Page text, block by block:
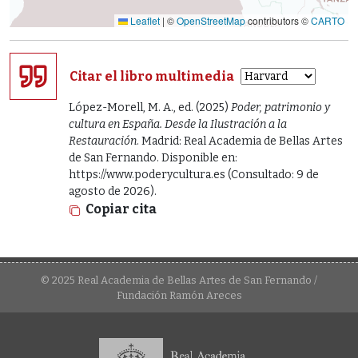
Leaflet | ©OpenStreetMapcontributors ©CARTO
Citar el libro multimedia
López-Morell, M. A., ed. (2025) Poder, patrimonio y
cultura en España. Desde la Ilustración a la
Restauración. Madrid: Real Academia de Bellas Artes
de San Fernando. Disponible en:
https://www.poderycultura.es (Consultado: 9 de
agosto de 2026).
Copiar cita
© 2025 Real Academia de Bellas Artes de San Fernando /
Fundación Ramón Areces